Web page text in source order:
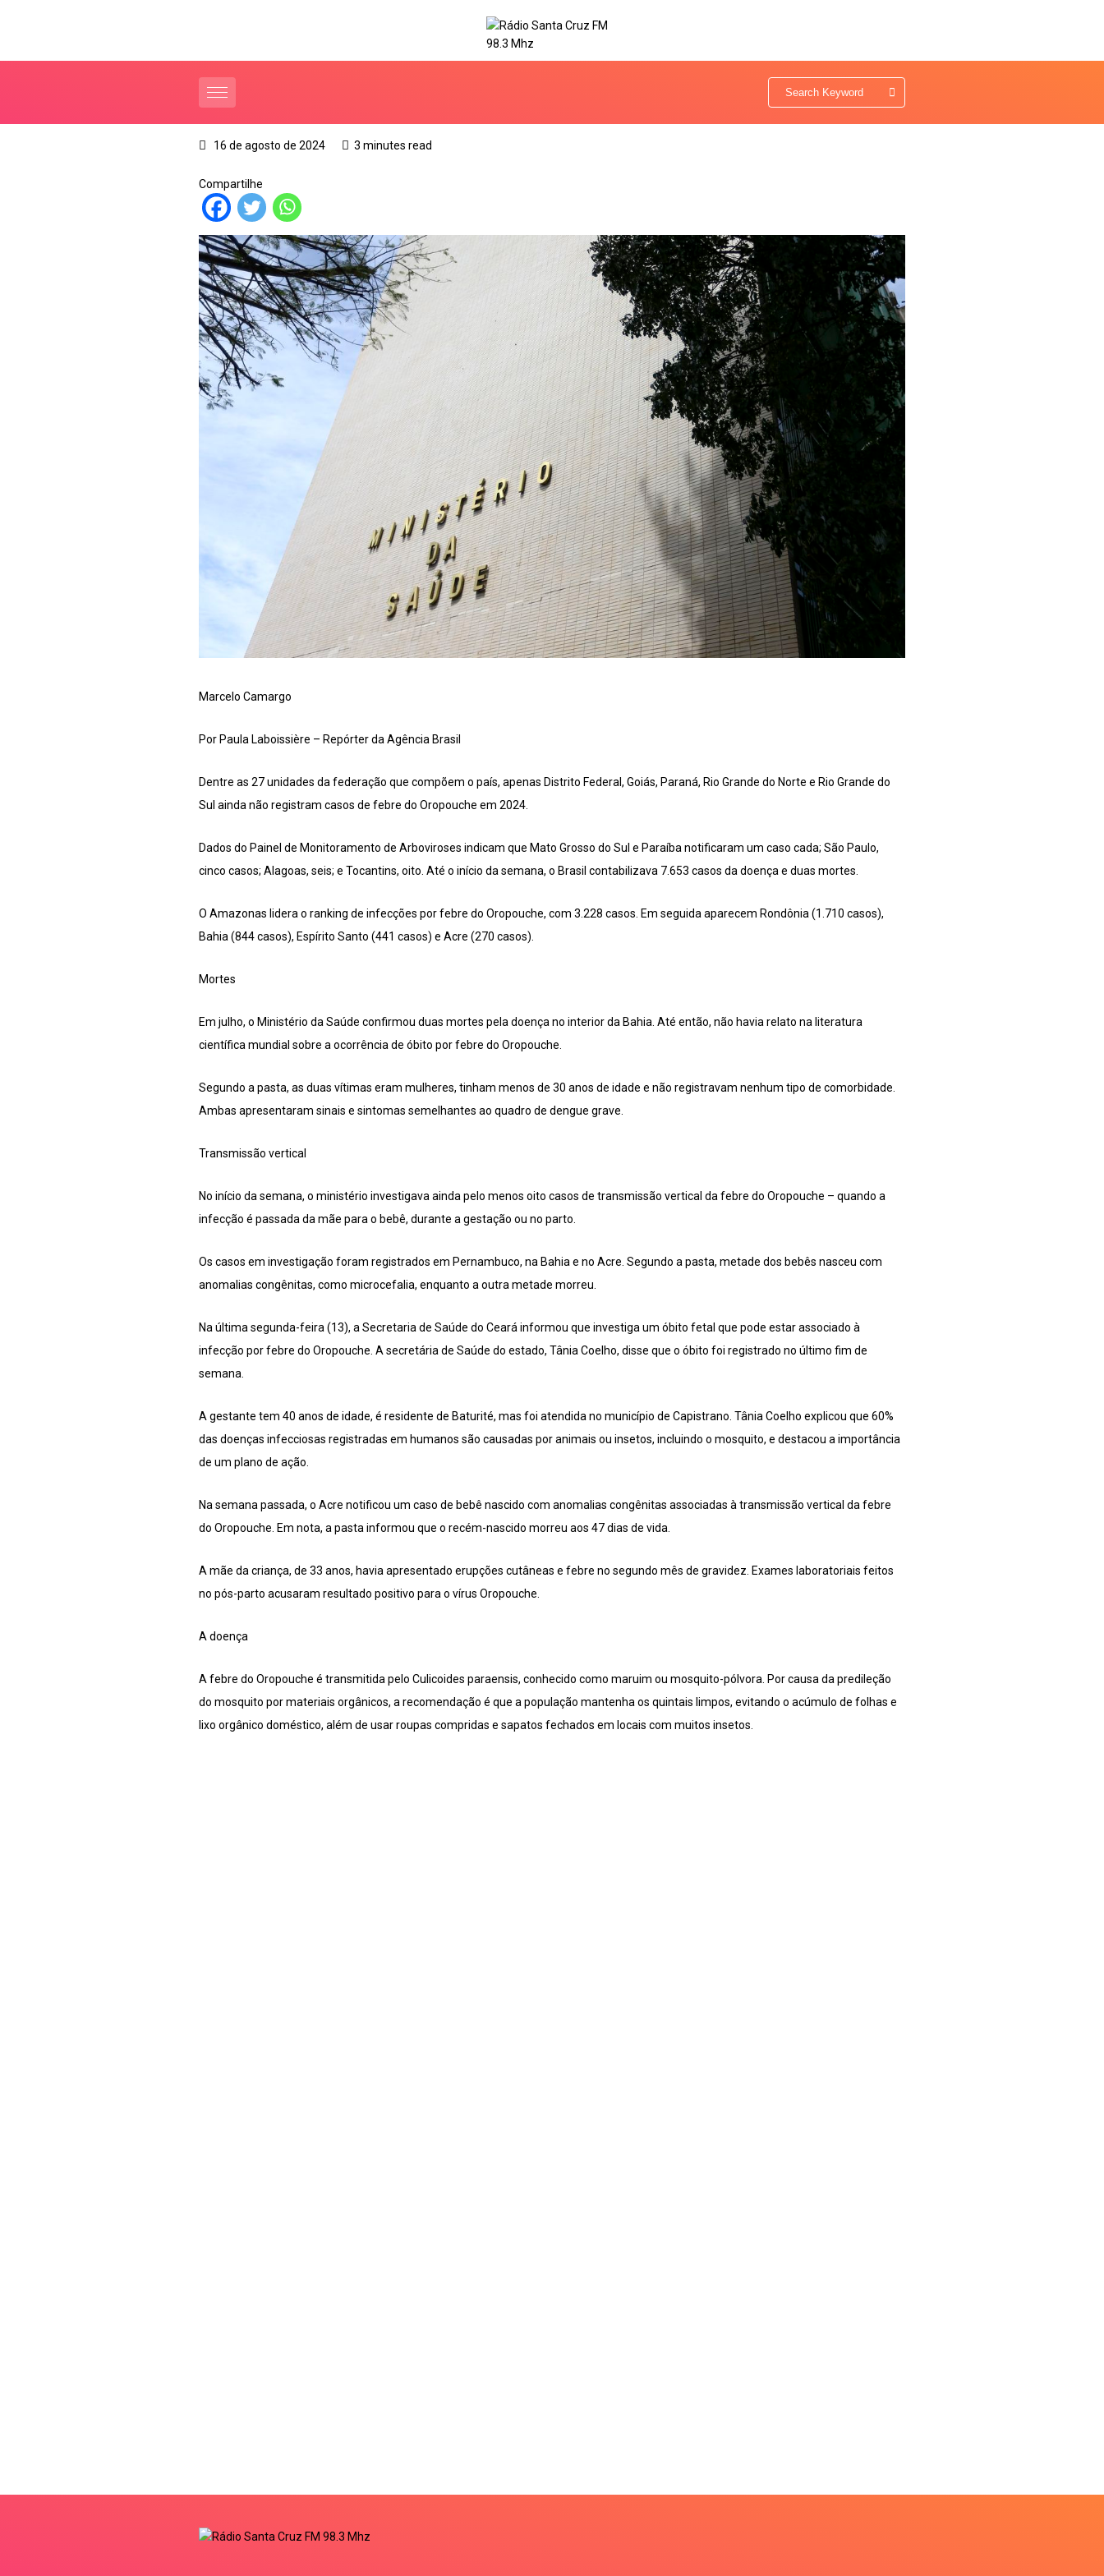
16 de agosto de 2024 3 minutes read
Compartilhe
Marcelo Camargo
Por Paula Laboissière – Repórter da Agência Brasil
Dentre as 27 unidades da federação que compõem o país, apenas Distrito Federal, Goiás, Paraná, Rio Grande do Norte e Rio Grande do
Sul ainda não registram casos de febre do Oropouche em 2024.
Dados do Painel de Monitoramento de Arboviroses indicam que Mato Grosso do Sul e Paraíba notificaram um caso cada; São Paulo,
cinco casos; Alagoas, seis; e Tocantins, oito. Até o início da semana, o Brasil contabilizava 7.653 casos da doença e duas mortes.
O Amazonas lidera o ranking de infecções por febre do Oropouche, com 3.228 casos. Em seguida aparecem Rondônia (1.710 casos),
Bahia (844 casos), Espírito Santo (441 casos) e Acre (270 casos).
Mortes
Em julho, o Ministério da Saúde confirmou duas mortes pela doença no interior da Bahia. Até então, não havia relato na literatura
científica mundial sobre a ocorrência de óbito por febre do Oropouche.
Segundo a pasta, as duas vítimas eram mulheres, tinham menos de 30 anos de idade e não registravam nenhum tipo de comorbidade.
Ambas apresentaram sinais e sintomas semelhantes ao quadro de dengue grave.
Transmissão vertical
No início da semana, o ministério investigava ainda pelo menos oito casos de transmissão vertical da febre do Oropouche – quando a
infecção é passada da mãe para o bebê, durante a gestação ou no parto.
Os casos em investigação foram registrados em Pernambuco, na Bahia e no Acre. Segundo a pasta, metade dos bebês nasceu com
anomalias congênitas, como microcefalia, enquanto a outra metade morreu.
Na última segunda-feira (13), a Secretaria de Saúde do Ceará informou que investiga um óbito fetal que pode estar associado à
infecção por febre do Oropouche. A secretária de Saúde do estado, Tânia Coelho, disse que o óbito foi registrado no último fim de
semana.
A gestante tem 40 anos de idade, é residente de Baturité, mas foi atendida no município de Capistrano. Tânia Coelho explicou que 60%
das doenças infecciosas registradas em humanos são causadas por animais ou insetos, incluindo o mosquito, e destacou a importância
de um plano de ação.
Na semana passada, o Acre notificou um caso de bebê nascido com anomalias congênitas associadas à transmissão vertical da febre
do Oropouche. Em nota, a pasta informou que o recém-nascido morreu aos 47 dias de vida.
A mãe da criança, de 33 anos, havia apresentado erupções cutâneas e febre no segundo mês de gravidez. Exames laboratoriais feitos
no pós-parto acusaram resultado positivo para o vírus Oropouche.
A doença
A febre do Oropouche é transmitida pelo Culicoides paraensis, conhecido como maruim ou mosquito-pólvora. Por causa da predileção
do mosquito por materiais orgânicos, a recomendação é que a população mantenha os quintais limpos, evitando o acúmulo de folhas e
lixo orgânico doméstico, além de usar roupas compridas e sapatos fechados em locais com muitos insetos.